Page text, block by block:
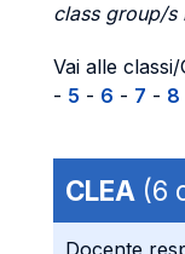
class group/s
Vai alle
- 5 - 6 - 7 - 8
CLEA (6
Docente